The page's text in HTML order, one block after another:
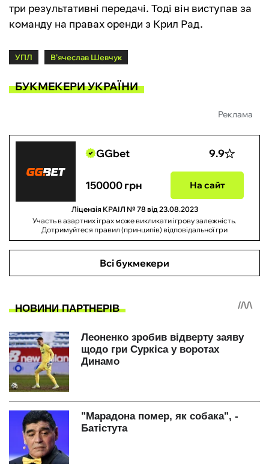
три результативні передачі. Тоді він виступав за
команду на правах оренди з Крил Рад.
УПЛ В’ячеслав Шевчук
БУКМЕКЕРИ УКРАЇНИ
Реклама
GGbet 9.9
150000 грн На сайт
Ліцензія КРАІЛ № 78 від 23.08.2023
Участь в азартних іграх може викликати ігрову залежність.
Дотримуйтеся правил (принципів) відповідальної гри
Всі букмекери